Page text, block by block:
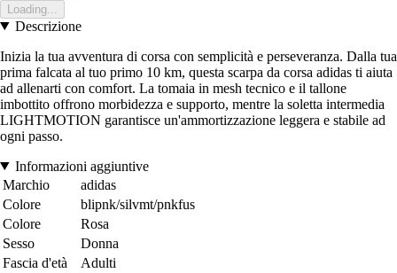
Loading...
Descrizione
Inizia la tua avventura di corsa con semplicità e perseveranza. Dalla tua
prima falcata al tuo primo 10 km, questa scarpa da corsa adidas ti aiuta
ad allenarti con comfort. La tomaia in mesh tecnico e il tallone
imbottito offrono morbidezza e supporto, mentre la soletta intermedia
LIGHTMOTION garantisce un'ammortizzazione leggera e stabile ad
ogni passo.
Informazioni aggiuntive
Marchio
adidas
Colore
blipnk/silvmt/pnkfus
Colore
Rosa
Sesso
Donna
Fascia d'età
Adulti